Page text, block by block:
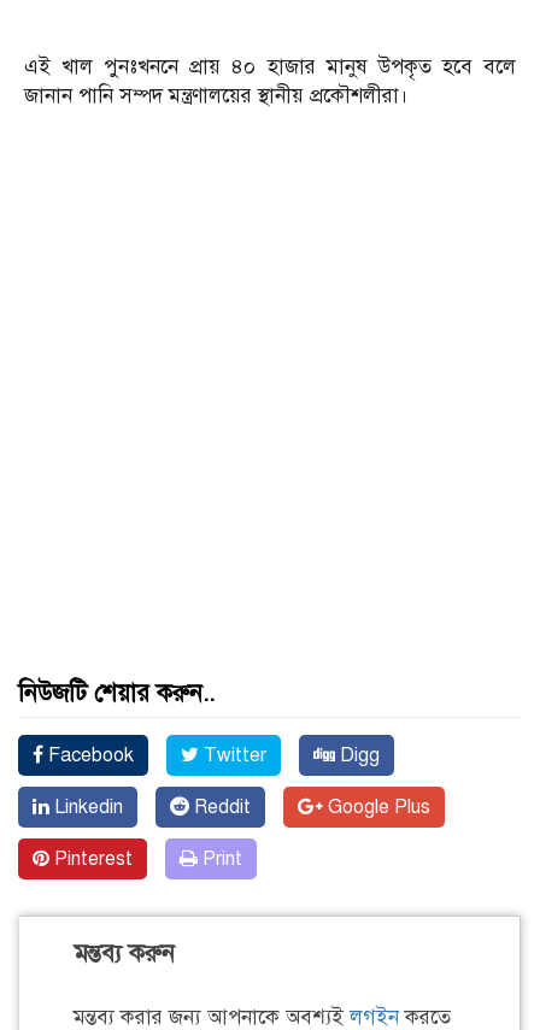
এই খাল পুনঃখননে প্রায় ৪০ হাজার মানুষ উপকৃত হবে বলে
জানান পানি সম্পদ মন্ত্রণালয়ের স্থানীয় প্রকৌশলীরা।
নিউজটি শেয়ার করুন..
Facebook Twitter Digg
Linkedin Reddit Google Plus
Pinterest Print
মন্তব্য করুন
মন্তব্য করার জন্য আপনাকে অবশ্যইলগইনকরতে